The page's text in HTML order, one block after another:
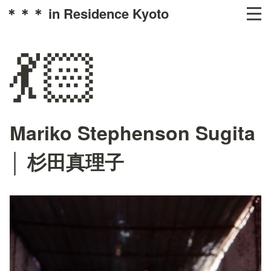
＊＊＊ in Residence Kyoto
💃🏻
Mariko Stephenson Sugita
│ 杉田真理子